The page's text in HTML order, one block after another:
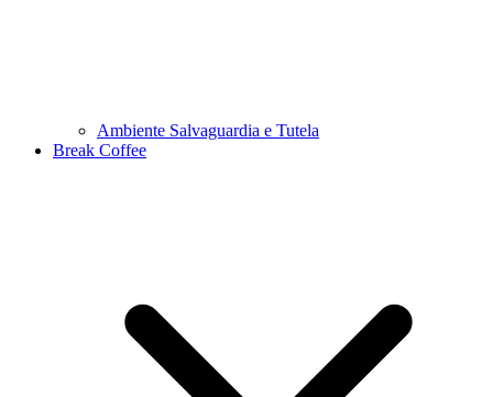
Ambiente Salvaguardia e Tutela
Break Coffee